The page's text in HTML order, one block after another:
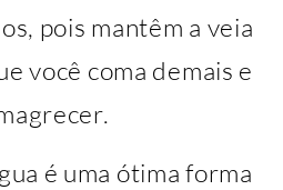
pois mantêm a veia
você coma demais e
é uma ótima forma